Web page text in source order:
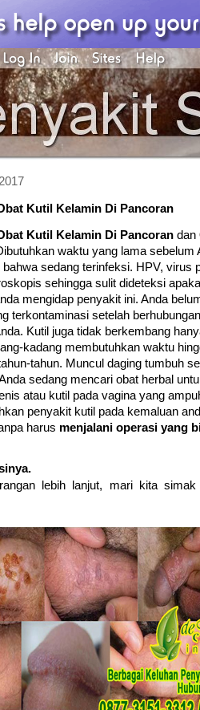
Kutil Kelamin Di Pancoran
Kutil Kelamin Di Pancorandan
waktu yang lama sebelum
sedang terinfeksi. HPV, virus
sehingga sulit dideteksi
mengidap penyakit ini. Anda
terkontaminasi setelah
Kutil juga tidak berkembang
kadang membutuhkan waktu
tahun. Muncul daging tumbuh
sedang mencari obat herbal
atau kutil pada vagina yang
penyakit kutil pada kemaluan
harus menjalani operasi yang
lebih lanjut, mari kita simak